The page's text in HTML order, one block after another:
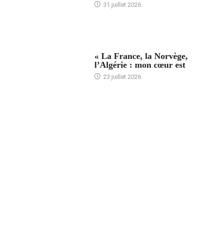
31 juillet 2026
« La France, la Norvège,
l’Algérie : mon cœur est
23 juillet 2026